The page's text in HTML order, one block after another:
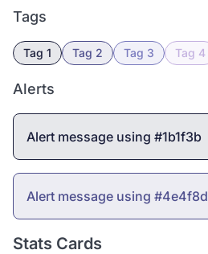
Tags
Tag 1 Tag 2 Tag 3 Tag 4
Alerts
Alert message using #1b1f3b
Alert message using #4e4f8d
Stats Cards